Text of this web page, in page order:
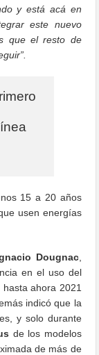
y está acá en
este nuevo
que el resto de
15 a 20 años
usen energías
Dougnac,
en el uso del
ahora 2021
indicó que la
y solo durante
de los modelos
de más de